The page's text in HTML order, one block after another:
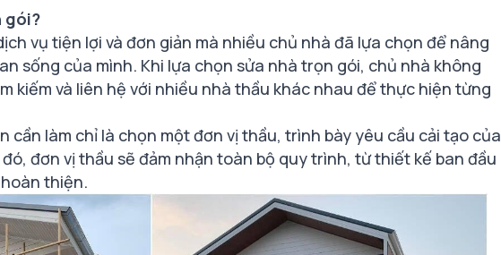
gói?
vụ tiện lợi và đơn giản mà nhiều chủ nhà đã lựa chọn để nâng
sống của mình. Khi lựa chọn sửa nhà trọn gói, chủ nhà không
kiếm và liên hệ với nhiều nhà thầu khác nhau để thực hiện từng
cần làm chỉ là chọn một đơn vị thầu, trình bày yêu cầu cải tạo của
đơn vị thầu sẽ đảm nhận toàn bộ quy trình, từ thiết kế ban đầu
thiện.